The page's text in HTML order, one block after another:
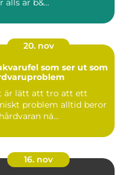
alls är b&...
20. nov
som ser ut som
är lätt att tro att ett
problem alltid beror
nä...
16. nov